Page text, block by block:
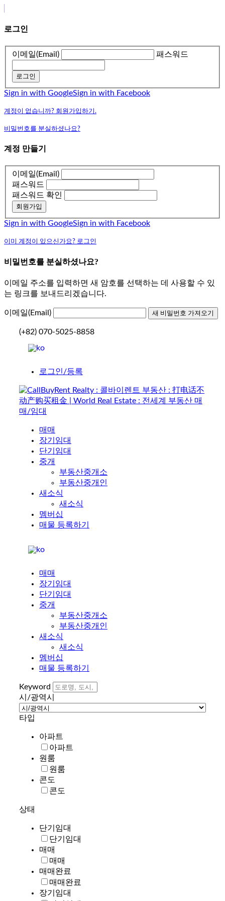
로그인
이메일(Email) 패스워드
로그인
Sign in with GoogleSign in with Facebook
계정이 없습니까? 회원가입하기.
비밀번호를 분실하셨나요?
계정 만들기
이메일(Email)
패스워드
패스워드 확인
회원가입
Sign in with GoogleSign in with Facebook
이미 계정이 있으신가요? 로그인
비밀번호를 분실하셨나요?
이메일 주소를 입력하면 새 암호를 선택하는 데 사용할 수 있
는 링크를 보내드리겠습니다.
이메일(Email)
(+82) 070-5025-8858
로그인/등록
매매
장기임대
단기임대
중개
부동산중개소
부동산중개인
새소식
새소식
멤버십
매물 등록하기
매매
장기임대
단기임대
중개
부동산중개소
부동산중개인
새소식
새소식
멤버십
매물 등록하기
Keyword
시/광역시
타입
아파트
아파트
원룸
원룸
콘도
콘도
상태
단기임대
단기임대
매매
매매
매매완료
매매완료
장기임대